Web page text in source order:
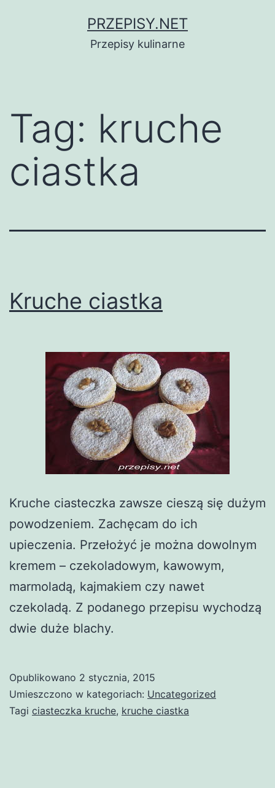
PRZEPISY.NET
Przepisy kulinarne
Tag: kruche
ciastka
Kruche ciastka
Kruche ciasteczka zawsze cieszą się dużym
powodzeniem. Zachęcam do ich
upieczenia. Przełożyć je można dowolnym
kremem – czekoladowym, kawowym,
marmoladą, kajmakiem czy nawet
czekoladą. Z podanego przepisu wychodzą
dwie duże blachy.
Opublikowano 2 stycznia, 2015
Umieszczono w kategoriach: Uncategorized
Tagi ciasteczka kruche, kruche ciastka